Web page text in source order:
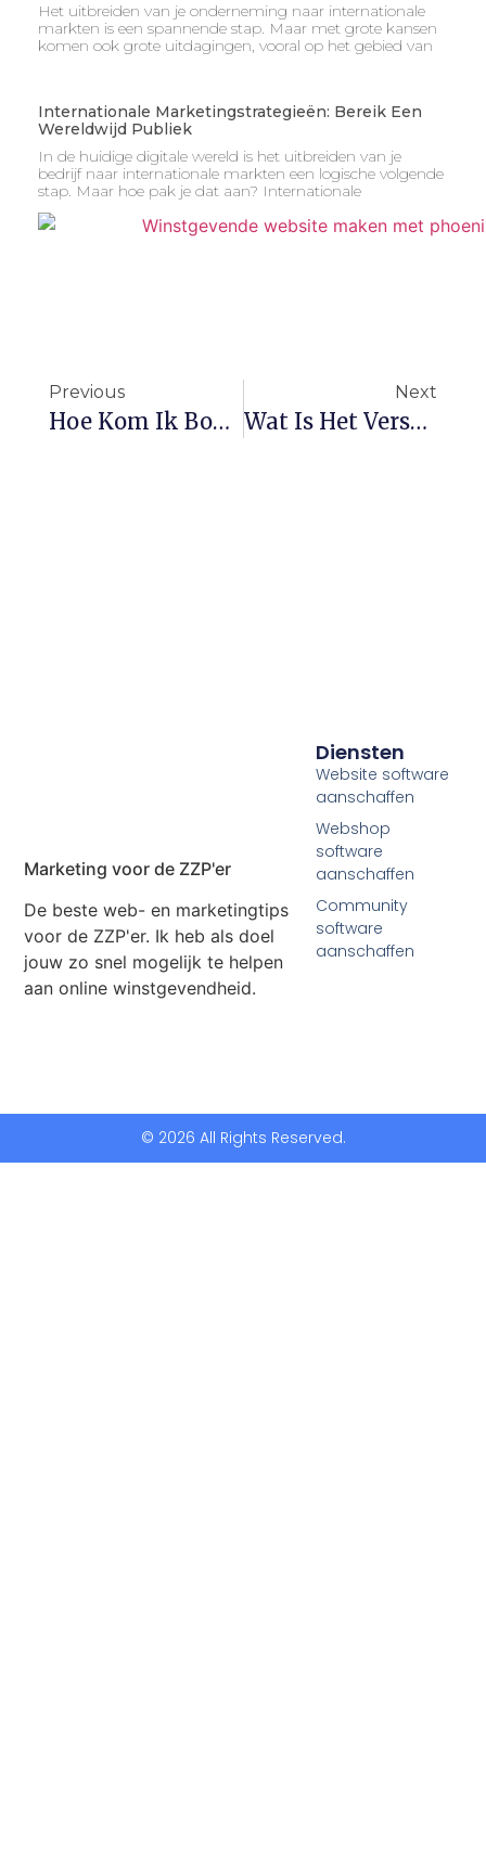
Het uitbreiden van je onderneming naar internationale
markten is een spannende stap. Maar met grote kansen
komen ook grote uitdagingen, vooral op het gebied van
Internationale Marketingstrategieën: Bereik Een
Wereldwijd Publiek
In de huidige digitale wereld is het uitbreiden van je
bedrijf naar internationale markten een logische volgende
stap. Maar hoe pak je dat aan? Internationale
Previous
Hoe Kom Ik Bovenaan In Google?
Next
Wat Is Het Verschil Tussen SEO En SEA?
Marketing voor de ZZP'er
De beste web- en marketingtips
voor de ZZP'er. Ik heb als doel
jouw zo snel mogelijk te helpen
aan online winstgevendheid.
Diensten
Website software
aanschaffen
Webshop
software
aanschaffen
Community
software
aanschaffen
© 2026 All Rights Reserved.